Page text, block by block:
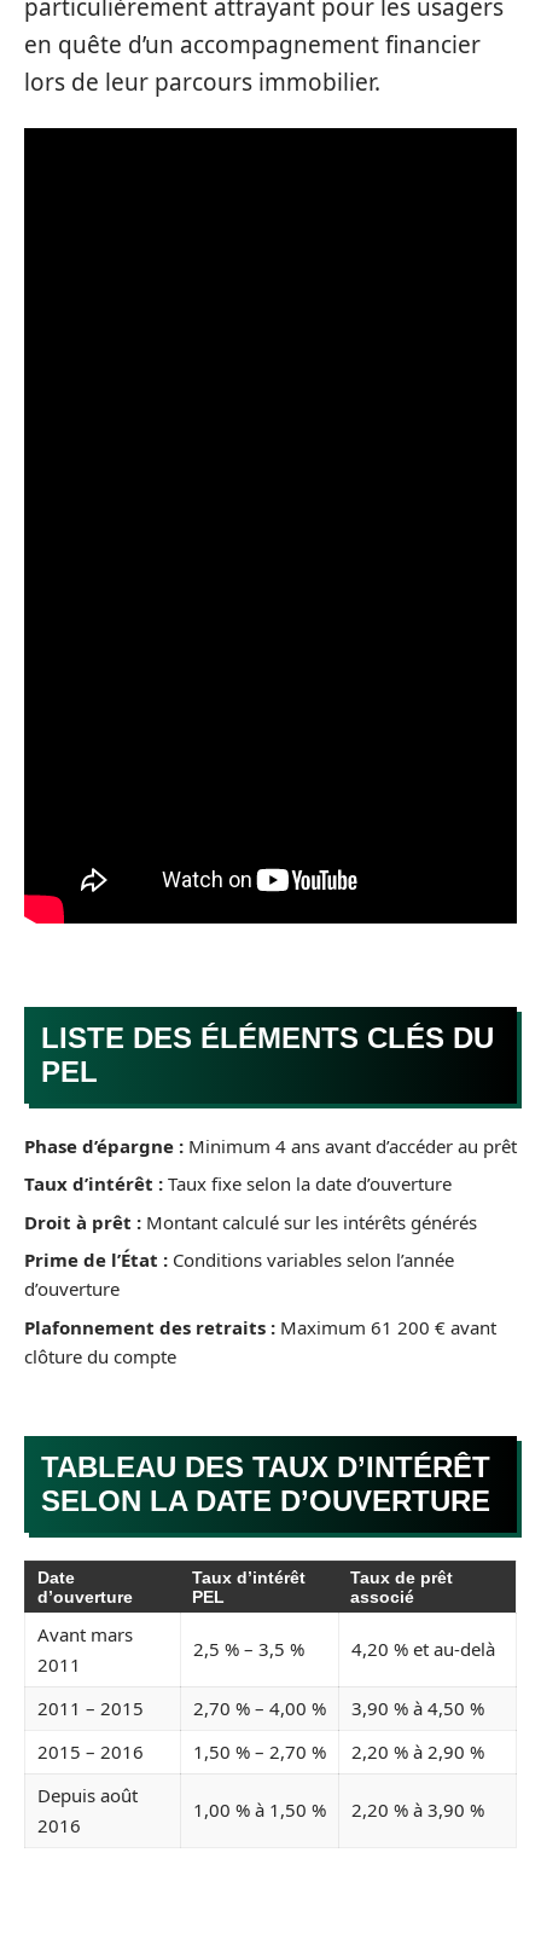
particulièrement attrayant pour les usagers
en quête d’un accompagnement financier
lors de leur parcours immobilier.
LISTE DES ÉLÉMENTS CLÉS DU
PEL
Phase d’épargne : Minimum 4 ans avant d’accéder au prêt
Taux d’intérêt : Taux fixe selon la date d’ouverture
Droit à prêt : Montant calculé sur les intérêts générés
Prime de l’État : Conditions variables selon l’année
d’ouverture
Plafonnement des retraits : Maximum 61 200 € avant
clôture du compte
TABLEAU DES TAUX D’INTÉRÊT
SELON LA DATE D’OUVERTURE
Date
d’ouverture
Taux d’intérêt
PEL
Taux de prêt
associé
Avant mars
2011
2,5 % – 3,5 % 4,20 % et au-delà
2011 – 2015 2,70 % – 4,00 %
3,90 % à 4,50 %
2015 – 2016
1,50 % – 2,70 %
2,20 % à 2,90 %
Depuis août
2016
1,00 % à 1,50 % 2,20 % à 3,90 %